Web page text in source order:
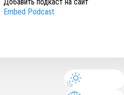
Embed Podcast